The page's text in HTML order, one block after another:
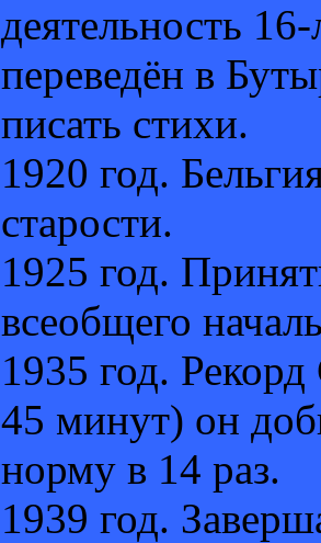
деятельность
переведён в
писать стихи.
1920 год.
старости.
1925 год.
всеобщего
1935 год.
45 минут) он
норму в 14 раз.
1939 год.